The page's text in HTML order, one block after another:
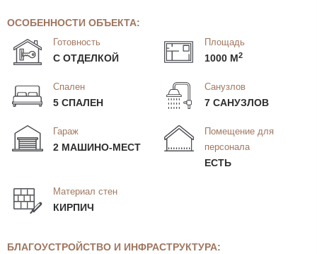
ОСОБЕННОСТИ ОБЪЕКТА:
Готовность
С ОТДЕЛКОЙ
Площадь
1000 М2
Спален
5 СПАЛЕН
Санузлов
7 САНУЗЛОВ
Гараж
2 МАШИНО-МЕСТ
Помещение для
персонала
ЕСТЬ
Материал стен
КИРПИЧ
БЛАГОУСТРОЙСТВО И ИНФРАСТРУКТУРА: